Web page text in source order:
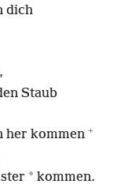
dich
Staub
her kommen +
* kommen.